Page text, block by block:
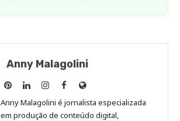
Anny Malagolini
Anny
Malagolini
no
Anny
Malagolini
no
Anny
Malagolini
no
Anny
Malagolini
no
Site
de
Anny
Anny Malagolini é jornalista especializada
em produção de conteúdo digital,